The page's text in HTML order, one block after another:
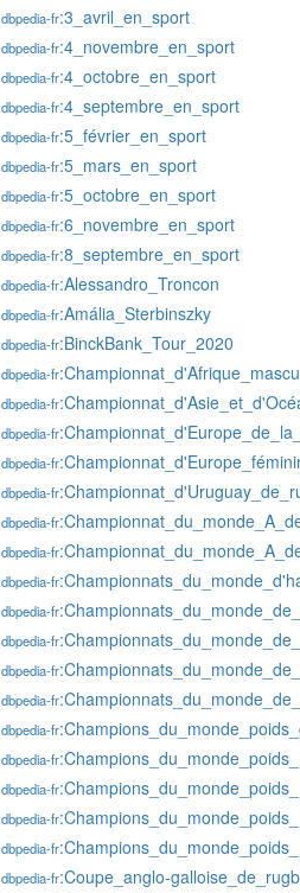
dbpedia-fr:3_avril_en_sport
dbpedia-fr:4_novembre_en_sport
dbpedia-fr:4_octobre_en_sport
dbpedia-fr:4_septembre_en_sport
dbpedia-fr:5_février_en_sport
dbpedia-fr:5_mars_en_sport
dbpedia-fr:5_octobre_en_sport
dbpedia-fr:6_novembre_en_sport
dbpedia-fr:8_septembre_en_sport
dbpedia-fr:Alessandro_Troncon
dbpedia-fr:Amália_Sterbinszky
dbpedia-fr:BinckBank_Tour_2020
dbpedia-fr
dbpedia-fr
dbpedia-fr
dbpedia-fr
dbpedia-fr
dbpedia-fr
dbpedia-fr
dbpedia-fr
dbpedia-fr
dbpedia-fr
dbpedia-fr
dbpedia-fr
dbpedia-fr
dbpedia-fr
dbpedia-fr
dbpedia-fr
dbpedia-fr
dbpedia-fr:Coupe_anglo-